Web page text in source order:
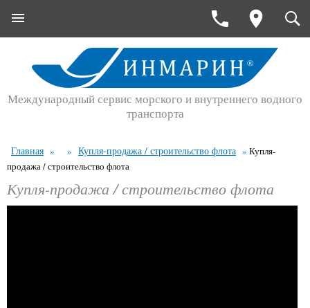
Международный сервис морского и внутреннего водного
транспорта
Главная » » Купля-продажа / строительство флота » Купля-
продажа / строительство флота
Купля-продажа / строительство флота